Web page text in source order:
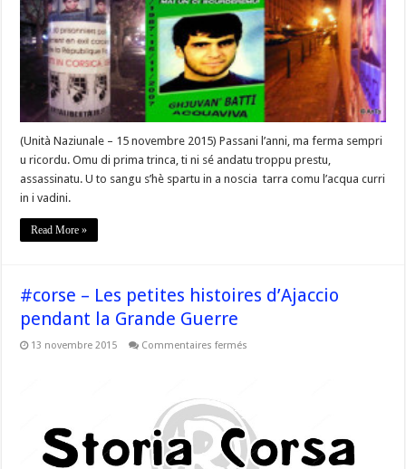
DI
TARRA
INSANGUNATA »
(Unità Naziunale – 15 novembre 2015) Passani l’anni, ma ferma sempri
u ricordu. Omu di prima trinca, ti ni sé andatu troppu prestu,
assassinatu. U to sangu s’hè spartu in a noscia tarra comu l’acqua curri
in i vadini.
Read More »
#corse – Les petites histoires d’Ajaccio
pendant la Grande Guerre
13 novembre 2015 Commentaires fermés
pendant
la
Grande
Guerre